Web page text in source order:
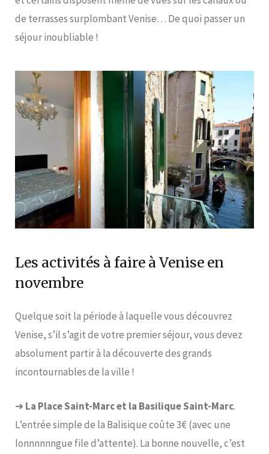
de terrasses surplombant Venise… De quoi passer un
séjour inoubliable !
Les activités à faire à Venise en
novembre
Quelque soit la période à laquelle vous découvrez
Venise, s’il s’agit de votre premier séjour, vous devez
absolument partir à la découverte des grands
incontournables de la ville !
➜ La Place Saint-Marc et la Basilique Saint-Marc.
L’entrée simple de la Balisique coûte 3€ (avec une
lonnnnnngue file d’attente). La bonne nouvelle, c’est